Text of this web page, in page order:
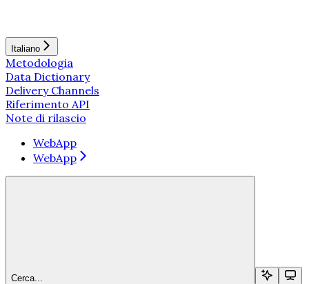
Italiano
Metodologia
Data Dictionary
Delivery Channels
Riferimento API
Note di rilascio
WebApp
WebApp
Cerca...